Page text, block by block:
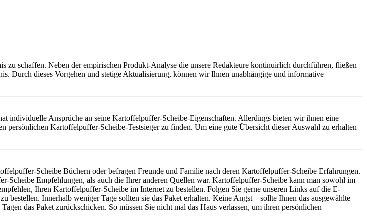
zu schaffen. Neben der empirischen Produkt-Analyse die unsere Redakteure kontinuirlich durchführen, fließen
Durch dieses Vorgehen und stetige Aktualisierung, können wir Ihnen unabhängige und informative
individuelle Ansprüche an seine Kartoffelpuffer-Scheibe-Eigenschaften. Allerdings bieten wir ihnen eine
Kartoffelpuffer-Scheibe-Testsieger zu finden. Um eine gute Übersicht dieser Auswahl zu erhalten
Scheibe Büchern oder befragen Freunde und Familie nach deren Kartoffelpuffer-Scheibe Erfahrungen.
Scheibe Empfehlungen, als auch die Ihrer anderen Quellen war. Kartoffelpuffer-Scheibe kann man sowohl im
Ihren Kartoffelpuffer-Scheibe im Internet zu bestellen. Folgen Sie gerne unseren Links auf die E-
Innerhalb weniger Tage sollten sie das Paket erhalten. Keine Angst – sollte Ihnen das ausgewählte
das Paket zurückschicken. So müssen Sie nicht mal das Haus verlassen, um ihren persönlichen